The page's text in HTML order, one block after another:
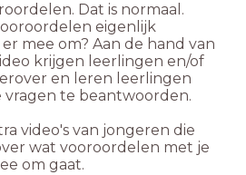
Dat is normaal.
eigenlijk
mee om? Aan de hand van
krijgen leerlingen en/of
en leren leerlingen
te beantwoorden.
video's van jongeren die
wat vooroordelen met je
om gaat.